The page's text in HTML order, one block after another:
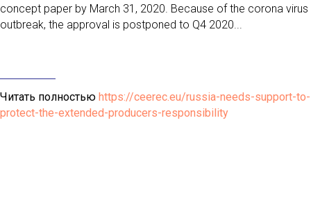
concept paper by March 31, 2020. Because of the corona virus
outbreak, the approval is postponed to Q4 2020...
Читать полностью https://ceerec.eu/russia-needs-support-to-
protect-the-extended-producers-responsibility